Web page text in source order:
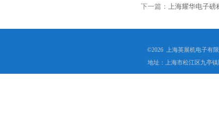
下一篇： 上海耀华电子磅
©2026 上海英展机电子有
地址：上海市松江区九亭镇